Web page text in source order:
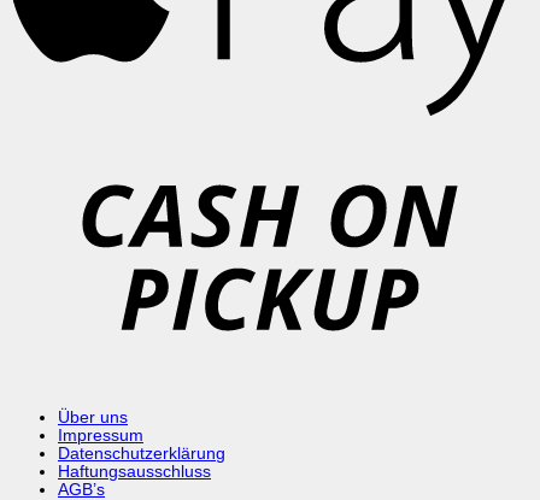
Über uns
Impressum
Datenschutzerklärung
Haftungsausschluss
AGB’s